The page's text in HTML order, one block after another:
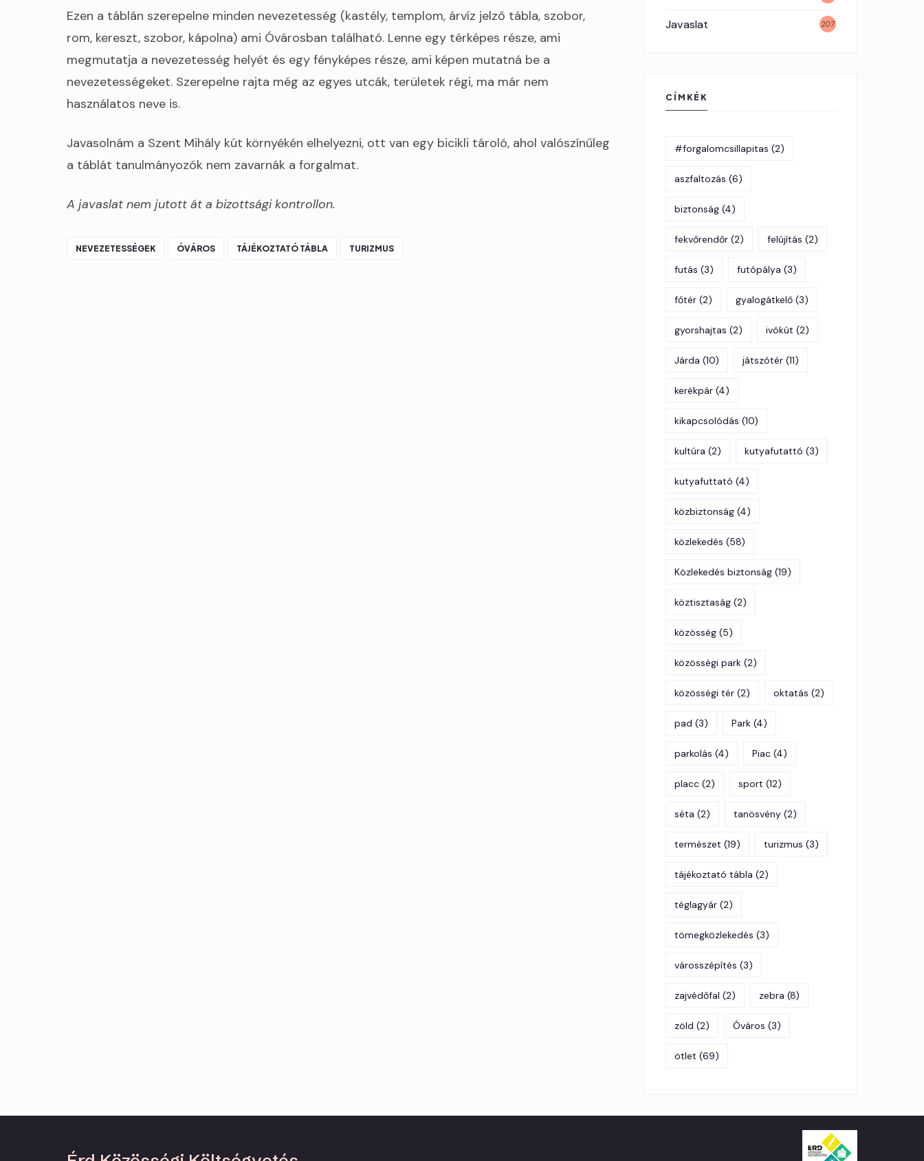
Ezen a táblán szerepelne minden nevezetesség (kastély, templom, árvíz jelző tábla, szobor,
rom, kereszt, szobor, kápolna) ami Óvárosban található. Lenne egy térképes része, ami
megmutatja a nevezetesség helyét és egy fényképes része, ami képen mutatná be a
nevezetességeket. Szerepelne rajta még az egyes utcák, területek régi, ma már nem
használatos neve is.
Javasolnám a Szent Mihály kút környékén elhelyezni, ott van egy bicikli tároló, ahol valószínűleg
a táblát tanulmányozók nem zavarnák a forgalmat.
A javaslat nem jutott át a bizottsági kontrollon.
NEVEZETESSÉGEK ÓVÁROS TÁJÉKOZTATÓ TÁBLA TURIZMUS
Javaslat 207
CÍMKÉK
#forgalomcsillapitas (2)
aszfaltozás (6)
biztonság (4)
fekvőrendőr (2) felújítás (2)
futás (3) futópálya (3)
főtér (2) gyalogátkelő (3)
gyorshajtas (2) ivókút (2)
Járda (10) játszótér (11)
kerékpár (4)
kikapcsolódás (10)
kultúra (2) kutyafutattó (3)
kutyafuttató (4)
közbiztonság (4)
közlekedés (58)
Közlekedés biztonság (19)
köztisztaság (2)
közösség (5)
közösségi park (2)
közösségi tér (2) oktatás (2)
pad (3) Park (4)
parkolás (4) Piac (4)
placc (2) sport (12)
séta (2) tanösvény (2)
természet (19) turizmus (3)
tájékoztató tábla (2)
téglagyár (2)
tömegközlekedés (3)
városszépítés (3)
zajvédőfal (2) zebra (8)
zöld (2) Óváros (3)
ötlet (69)